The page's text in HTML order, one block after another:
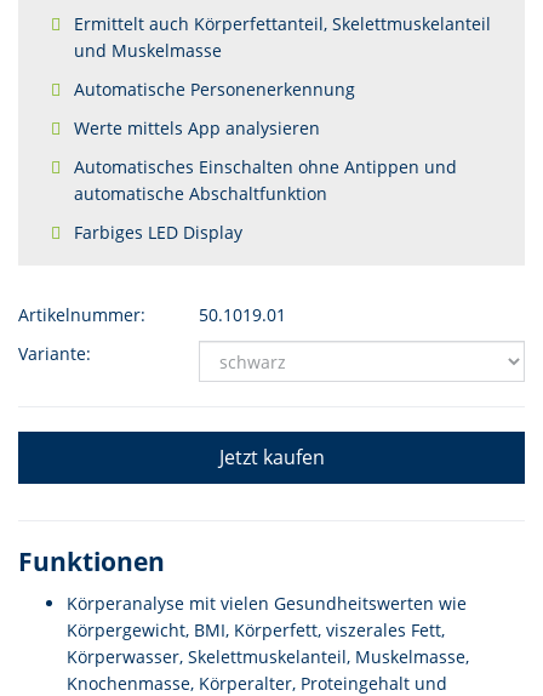
Ermittelt auch Körperfettanteil, Skelettmuskelanteil
und Muskelmasse
Automatische Personenerkennung
Werte mittels App analysieren
Automatisches Einschalten ohne Antippen und
automatische Abschaltfunktion
Farbiges LED Display
Artikelnummer:
50.1019.01
Variante:
Jetzt kaufen
Funktionen
Körperanalyse mit vielen Gesundheitswerten wie
Körpergewicht, BMI, Körperfett, viszerales Fett,
Körperwasser, Skelettmuskelanteil, Muskelmasse,
Knochenmasse, Körperalter, Proteingehalt und